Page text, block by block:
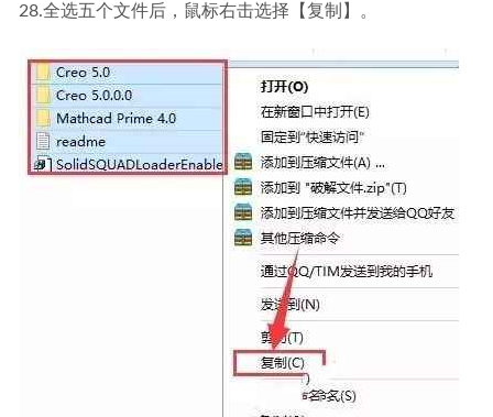
28.全选五个文件后，鼠标右击选择【复制】。